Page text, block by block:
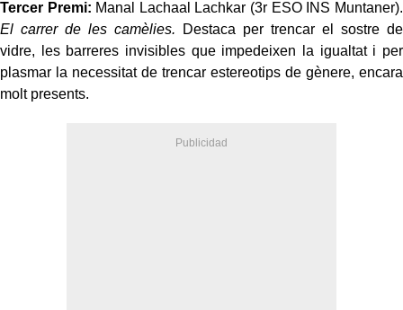
Tercer Premi: Manal Lachaal Lachkar (3r ESO INS Muntaner).
El carrer de les camèlies. Destaca per trencar el sostre de
vidre, les barreres invisibles que impedeixen la igualtat i per
plasmar la necessitat de trencar estereotips de gènere, encara
molt presents.